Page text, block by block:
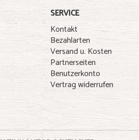
SERVICE
Kontakt
Bezahlarten
Versand u. Kosten
Partnerseiten
Benutzerkonto
Vertrag widerrufen